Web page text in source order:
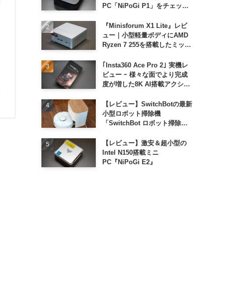
PC「NiPoGi P1」をチェック
高性能
『Minisforum X1 Lite』レビ
ュー｜小型軽量ボディにAMD
Ryzen 7 255を搭載したミッド
｢Insta360 Ace Pro 2｣ 実機レ
ビュー ｰ 様々な面でより完成
度が増した8K AI搭載アクショ
【レビュー】SwitchBotの最新
小型ロボット掃除機
「SwitchBot ロボット掃除機
【レビュー】激安＆超小型の
Intel N150搭載ミニ
PC『NiPoGi E2』